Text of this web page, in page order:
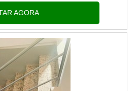
consegue encontrar
Modelo. ...
AGORA